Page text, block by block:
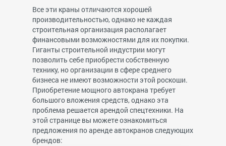
Все эти краны отличаются хорошей
производительностью, однако не каждая
строительная организация располагает
финансовыми возможностями для их покупки.
Гиганты строительной индустрии могут
позволить себе приобрести собственную
технику, но организации в сфере среднего
бизнеса не имеют возможности этой роскоши.
Приобретение мощного автокрана требует
большого вложения средств, однако эта
проблема решается арендой спецтехники. На
этой странице вы можете ознакомиться
предложения по аренде автокранов следующих
брендов: